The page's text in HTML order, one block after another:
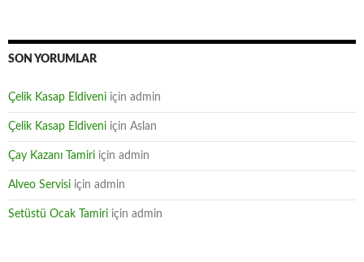
SON YORUMLAR
Çelik Kasap Eldiveni için admin
Çelik Kasap Eldiveni için Aslan
Çay Kazanı Tamiri için admin
Alveo Servisi için admin
Setüstü Ocak Tamiri için admin